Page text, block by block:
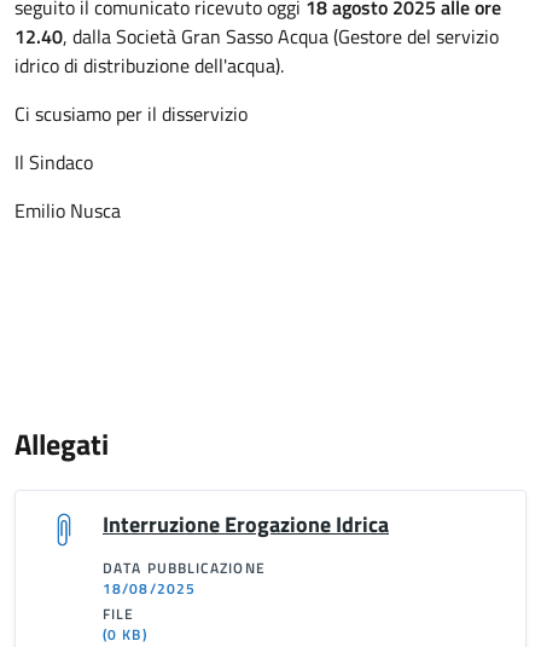
seguito il comunicato ricevuto oggi 18 agosto 2025 alle ore
12.40, dalla Società Gran Sasso Acqua (Gestore del servizio
idrico di distribuzione dell'acqua).
Ci scusiamo per il disservizio
Il Sindaco
Emilio Nusca
Allegati
Interruzione Erogazione Idrica
DATA PUBBLICAZIONE
18/08/2025
FILE
(0 KB)